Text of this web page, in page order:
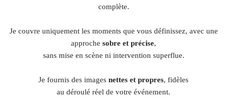
complète.
Je couvre uniquement les moments que vous définissez, avec une
approche sobre et précise,
sans mise en scène ni intervention superflue.
Je fournis des images nettes et propres, fidèles
au déroulé réel de votre événement.